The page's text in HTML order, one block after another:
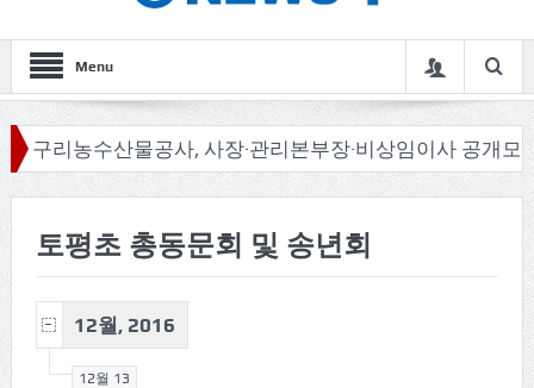
Menu
리농수산물공사, 사장·관리본부장·비상임이사 공개모집
토평초 총동문회 및 송년회
12월, 2016
12월 13